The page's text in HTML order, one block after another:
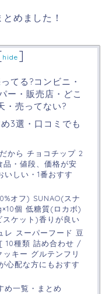
めました！
hide ]
てる?コンビニ・
ー・販売店・どこ
・売ってない?
3選・口コミでも
から チョコチップ 2
品・値段、価格が安
いしい・1番おすす
オフ) SUNAO(スナ
個 低糖質(ロカボ)
ケット)香りが良い
レ スーパーフード 豆
10種類 詰め合わせ /
キー グルテンフリ
心配な方にもおすす
め一覧・まとめ